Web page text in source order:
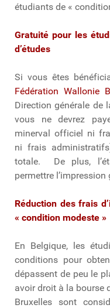
étudiants de «
Gratuité pour les
d’études
Si vous êtes
Fédération Wallonie
Direction générale de
vous ne devrez
minerval officiel ni
ni frais
totale. De plus,
permettre
Réduction des frais
« condition modeste »
En Belgique, les
conditions pour
dépassent de peu le
avoir droit à la bourse
Bruxelles sont